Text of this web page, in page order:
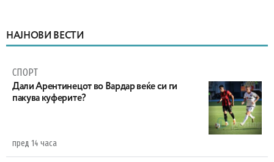
НАЈНОВИ ВЕСТИ
СПОРТ
Дали Арентинецот во Вардар веќе си ги
пакува куферите?
пред 14 часа